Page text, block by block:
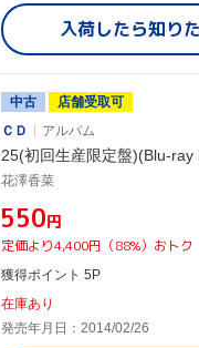
入荷したら知り
中古
店舗受取可
ＣＤ
アルバム
25(初回生産限定盤)(Blu-ray
花澤香菜
¥550円
定価より4,400円（88%）おトク
獲得ポイント 5P
在庫あり
発売年月日：2014/02/26